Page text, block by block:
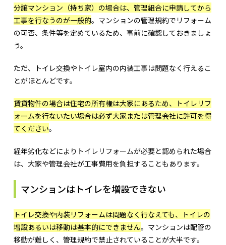
分譲マンション（持ち家）の場合は、管理組合に申請してから
工事を行なうのが一般的。マンションの管理規約でリフォーム
の可否、条件等を定めているため、事前に確認しておきましょ
う。
ただ、トイレ交換やトイレ室内の内装工事は問題なく行えるこ
とがほとんどです。
賃貸物件の場合は住宅の所有権は大家にあるため、トイレリフ
ォームを行ないたい場合は必ず大家または管理会社に許可を得
てください。
経年劣化などによりトイレリフォームが必要と認められた場合
は、大家や管理会社が工事費用を負担することもあります。
マンションはトイレを増設できない
トイレ交換や内装リフォームは問題なく行なえても、トイレの
増設あるいは移動は基本的にできません。マンションは配管の
移動が難しく、管理規約で禁止されていることが大半です。